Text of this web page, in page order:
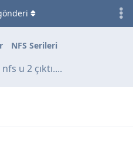
NFS Serileri
u 2 çıktı....